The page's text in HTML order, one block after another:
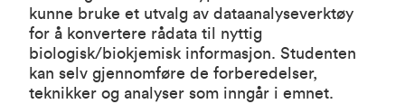
kunne bruke et utvalg av dataanalyseverktøy
for å konvertere rådata til nyttig
biologisk/biokjemisk informasjon. Studenten
kan selv gjennomføre de forberedelser,
teknikker og analyser som inngår i emnet.